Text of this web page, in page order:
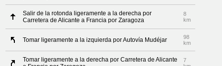
Salir de la rotonda ligeramente a la derecha por
Carretera de Alicante a Francia por Zaragoza
8
km
Tomar ligeramente a la izquierda por Autovía Mudéjar
98
km
Tomar ligeramente a la derecha por Carretera de Alicante
7